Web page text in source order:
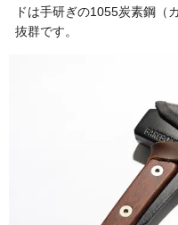
ドは手研ぎの1055炭素鋼（
抜群です。